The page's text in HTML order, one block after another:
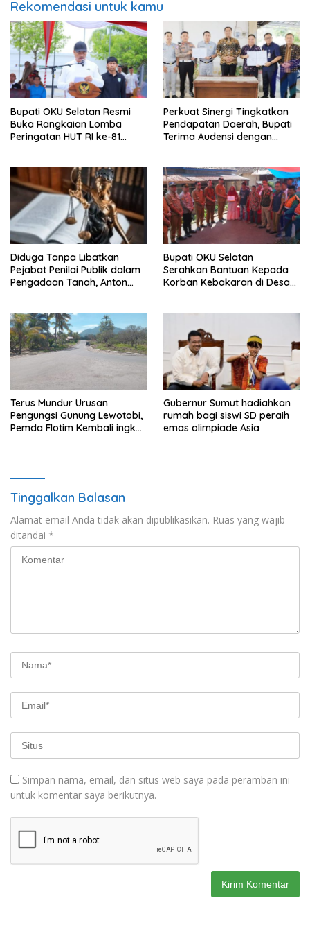
Rekomendasi untuk kamu
Bupati OKU Selatan Resmi
Buka Rangkaian Lomba
Peringatan HUT RI ke-81
Perkuat Sinergi Tingkatkan
Pendapatan Daerah, Bupati
Terima Audensi dengan
Diduga Tanpa Libatkan
Pejabat Penilai Publik dalam
Pengadaan Tanah, Anton
Bupati OKU Selatan
Serahkan Bantuan Kepada
Korban Kebakaran di Desa
Terus Mundur Urusan
Pengungsi Gunung Lewotobi,
Pemda Flotim Kembali ingkar
Gubernur Sumut hadiahkan
rumah bagi siswi SD peraih
emas olimpiade Asia
Tinggalkan Balasan
Alamat email Anda tidak akan dipublikasikan. Ruas yang wajib
ditandai *
Simpan nama, email, dan situs web saya pada peramban ini
untuk komentar saya berikutnya.